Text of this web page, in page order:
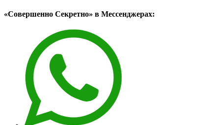
«Совершенно Секретно» в Мессенджерах: